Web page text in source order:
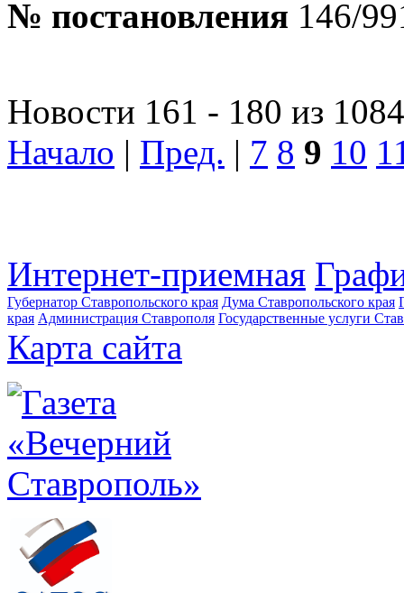
№ постановления 146/
Новости 161 - 180 из 1084
Начало | Пред. | 7 8 9 10
Интернет-приемная
Губернатор Ставропольского края Дума Ставропольского края
края Администрация Ставрополя Государственные услуги
Карта сайта